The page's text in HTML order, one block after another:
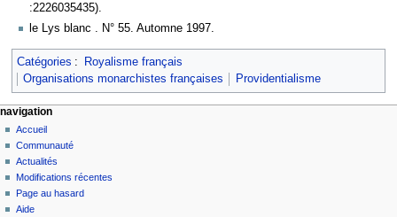
:2226035435).
le Lys blanc . N° 55. Automne 1997.
Catégories :
Royalisme français
Organisations monarchistes françaises
Providentialisme
navigation
Accueil
Communauté
Actualités
Modifications récentes
Page au hasard
Aide